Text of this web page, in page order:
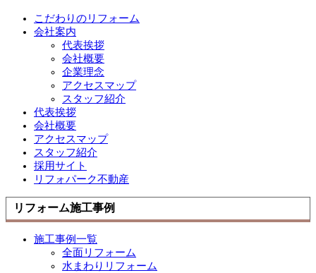
こだわりのリフォーム
会社案内
代表挨拶
会社概要
企業理念
アクセスマップ
スタッフ紹介
代表挨拶
会社概要
アクセスマップ
スタッフ紹介
採用サイト
リフォパーク不動産
リフォーム施工事例
施工事例一覧
全面リフォーム
水まわりリフォーム